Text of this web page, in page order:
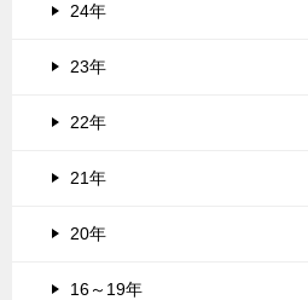
24年
23年
22年
21年
20年
16～19年